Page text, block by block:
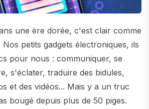
une ère dorée, c'est clair comme
petits gadgets électroniques, ils
pour nous : communiquer, se
s'éclater, traduire des bidules,
et des vidéos... Mais y a un truc
bougé depuis plus de 50 piges.